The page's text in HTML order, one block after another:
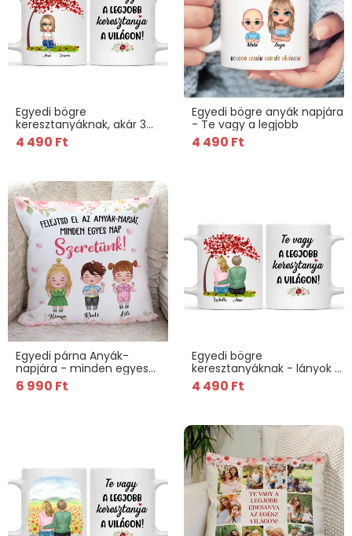
Egyedi bögre
keresztanyáknak, akár 3
gyermekkel
4 490 Ft
Egyedi bögre anyák napjára
- Te vagy a legjobb
4 490 Ft
Egyedi párna Anyák-
napjára - minden egyes
nap szeretünk
6 990 Ft
Egyedi bögre
keresztanyáknak - lányok a
fa alatt
4 490 Ft